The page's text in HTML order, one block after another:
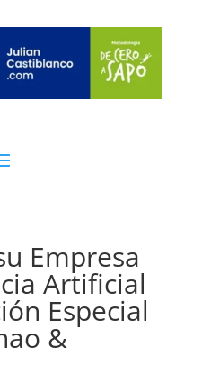
Empresa
Artificial
Especial
&